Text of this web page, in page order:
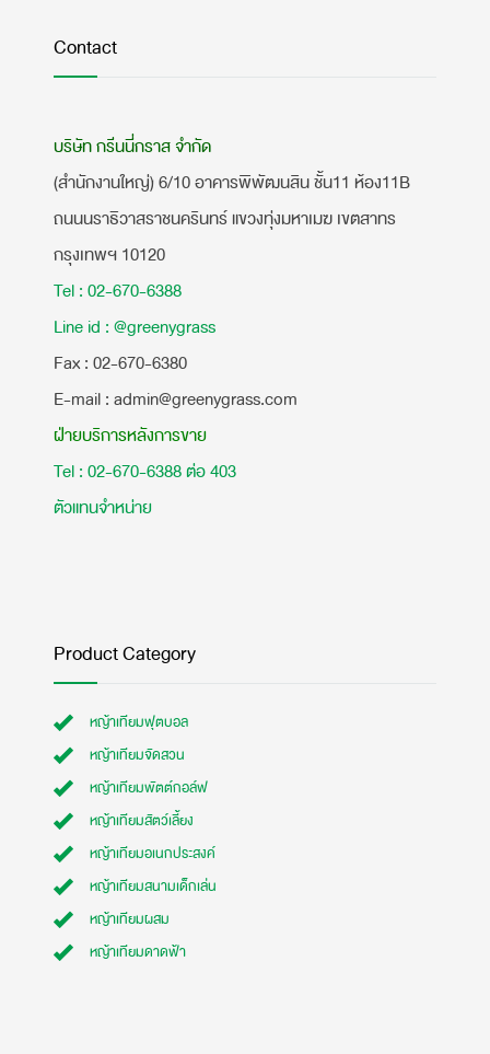
Contact
บริษัท กรีนนี่กราส จำกัด
(สำนักงานใหญ่) 6/10 อาคารพิพัฒนสิน ชั้น11 ห้อง11B
ถนนนราธิวาสราชนครินทร์ แขวงทุ่งมหาเมฆ เขตสาทร
กรุงเทพฯ 10120
Tel : 02-670-6388
Line id : @greenygrass
​Fax : 02-670-6380
E-mail : admin@greenygrass.com
ฝ่ายบริการหลังการขาย
Tel : 02-670-6388 ต่อ 403
ตัวแทนจำหน่าย
Product Category
หญ้าเทียมฟุตบอล
หญ้าเทียมจัดสวน
หญ้าเทียมพัตต์กอล์ฟ
หญ้าเทียมสัตว์เลี้ยง
หญ้าเทียมอเนกประสงค์
หญ้าเทียมสนามเด็กเล่น
หญ้าเทียมผสม
หญ้าเทียมดาดฟ้า